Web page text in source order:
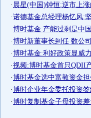
· 晨星(中国)钟恒:逆市上
·诺德基金总经理杨忆风:
·博时基金:产能过剩是中
·博时新董事长到任 数公
·博时基金:利好政策显威
·视频:博时基金首只QDII
·博时基金选中富敦资金
·博时企业年金委托投资
·博时复制基金子母投资差